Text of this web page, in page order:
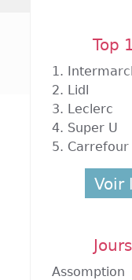
Top
1.
2. Lidl
3. Leclerc
4. Super U
5. Carrefour
Voir
Assomption